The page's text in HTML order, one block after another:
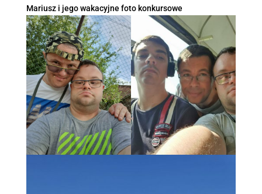
Mariusz i jego wakacyjne foto konkursowe